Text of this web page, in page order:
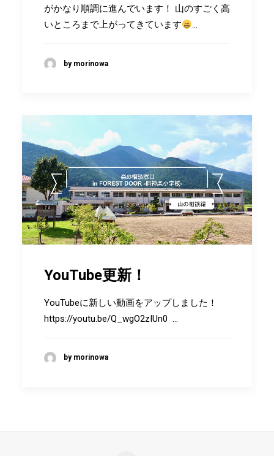
がかなり順調に進んでいます！ 山のすごく高
いところまで上がってきています
…
by morinowa
YouTube更新！
YouTubeに新しい動画をアップしました！
https://youtu.be/Q_wgO2zIUn0 …
by morinowa